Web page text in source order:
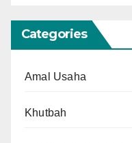
Categories
Amal Usaha
Khutbah